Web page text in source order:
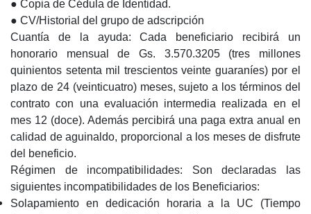
● Copia de Cédula de Identidad.
● CV/Historial del grupo de adscripción
Cuantía de la ayuda: Cada beneficiario recibirá un
honorario mensual de Gs. 3.570.3205 (tres millones
quinientos setenta mil trescientos veinte guaraníes) por el
plazo de 24 (veinticuatro) meses, sujeto a los términos del
contrato con una evaluación intermedia realizada en el
mes 12 (doce). Además percibirá una paga extra anual en
calidad de aguinaldo, proporcional a los meses de disfrute
del beneficio.
Régimen de incompatibilidades: Son declaradas las
siguientes incompatibilidades de los Beneficiarios:
Solapamiento en dedicación horaria a la UC (Tiempo